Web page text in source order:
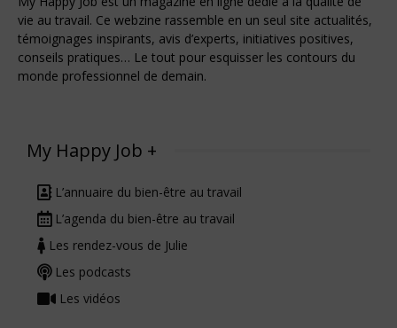
vie au travail. Ce webzine rassemble en un seul site actualités,
témoignages inspirants, avis d’experts, initiatives positives,
conseils pratiques… Le tout pour esquisser les contours du
monde professionnel de demain.
My Happy Job +
L’annuaire du bien-être au travail
L’agenda du bien-être au travail
Les rendez-vous de Julie
Les podcasts
Les vidéos